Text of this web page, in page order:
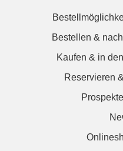
Bestellen &
Kaufen & in
Reservieren